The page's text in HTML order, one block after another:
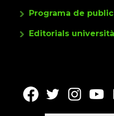
Programa de
Editorials